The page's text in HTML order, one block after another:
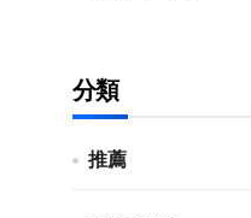
分類
推薦